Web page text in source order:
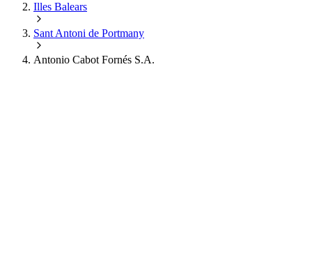
Illes Balears
Sant Antoni de Portmany
Antonio Cabot Fornés S.A.